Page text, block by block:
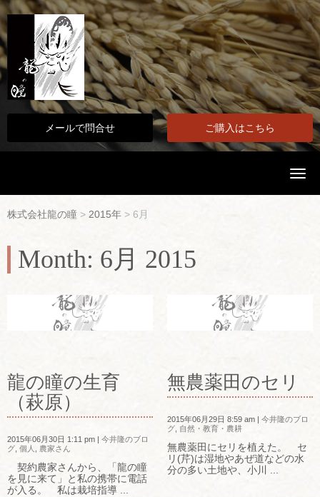
メールで問合せ ご購入はこちら
N
v
株式会社龍の瞳 > 2015年 > 6月
Month: 6月 2015
龍の瞳の生育
（萩原）
2015年06月30日 1:11 pm
今井隆のブロ
グ 個人 農家さん
契約農家さんから、「龍の瞳
を見に来て」と私の携帯に電話
が入る。 私は栽培指導 ...
無農薬田のセリ
2015年06月29日 8:59 am
今井隆のブロ
グ 自然・教育・農耕
無農薬田にセリを植えた。 セ
リ(芹)は湿地やあぜ道などの水
分の多い土地や、小川 ...